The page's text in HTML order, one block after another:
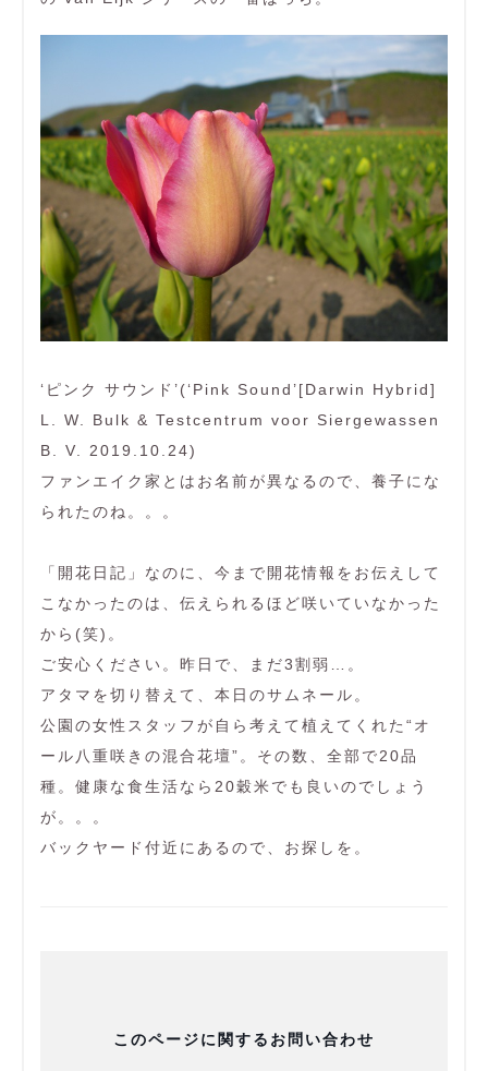
‘ピンク サウンド’(‘Pink Sound’[Darwin Hybrid]
L. W. Bulk & Testcentrum voor Siergewassen
B. V. 2019.10.24)
ファンエイク家とはお名前が異なるので、養子にな
られたのね。。。
「開花日記」なのに、今まで開花情報をお伝えして
こなかったのは、伝えられるほど咲いていなかった
から(笑)。
ご安心ください。昨日で、まだ3割弱…。
アタマを切り替えて、本日のサムネール。
公園の女性スタッフが自ら考えて植えてくれた“オ
ール八重咲きの混合花壇”。その数、全部で20品
種。健康な食生活なら20穀米でも良いのでしょう
が。。。
バックヤード付近にあるので、お探しを。
このページに関するお問い合わせ